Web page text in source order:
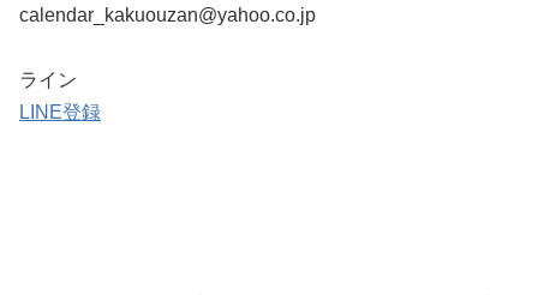
calendar_kakuouzan@yahoo.co.jp
ライン
LINE登録